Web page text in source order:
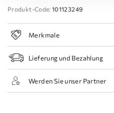
Produkt-Code: 101123249
Merkmale
Lieferung und Bezahlung
Werden Sie unser Partner